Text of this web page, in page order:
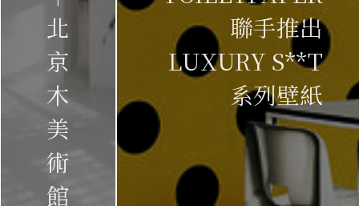
北
京
木
美
術
館
聯手推出
LUXURY S**T
系列壁紙